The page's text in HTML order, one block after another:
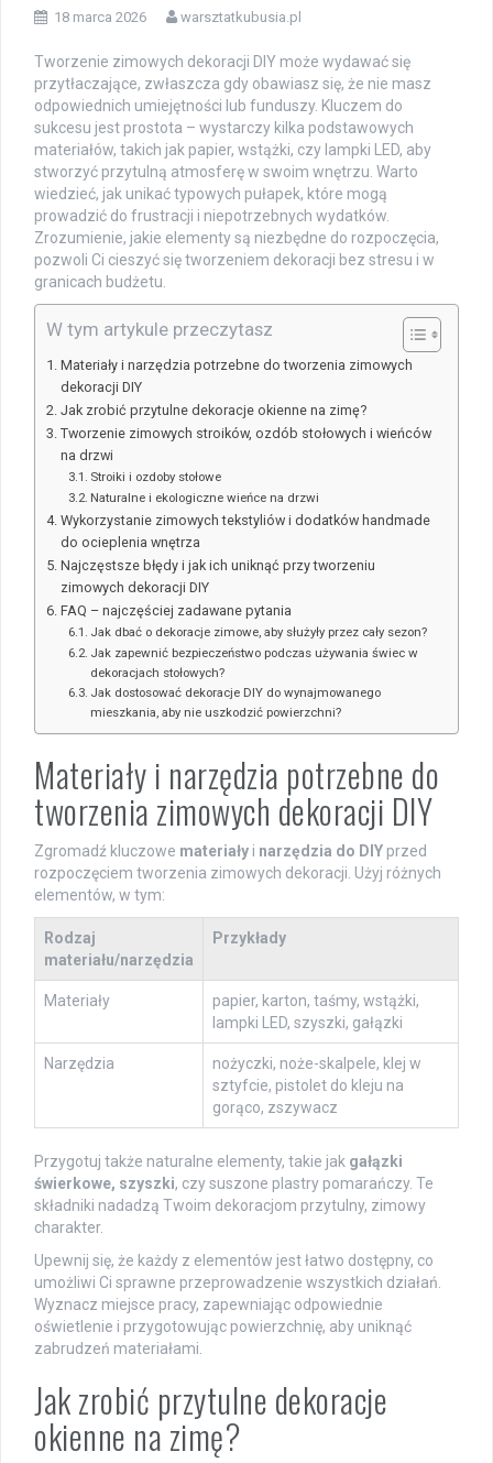
18 marca 2026 warsztatkubusia.pl
Tworzenie zimowych dekoracji DIY może wydawać się
przytłaczające, zwłaszcza gdy obawiasz się, że nie masz
odpowiednich umiejętności lub funduszy. Kluczem do
sukcesu jest prostota – wystarczy kilka podstawowych
materiałów, takich jak papier, wstążki, czy lampki LED, aby
stworzyć przytulną atmosferę w swoim wnętrzu. Warto
wiedzieć, jak unikać typowych pułapek, które mogą
prowadzić do frustracji i niepotrzebnych wydatków.
Zrozumienie, jakie elementy są niezbędne do rozpoczęcia,
pozwoli Ci cieszyć się tworzeniem dekoracji bez stresu i w
granicach budżetu.
W tym artykule przeczytasz
Materiały i narzędzia potrzebne do tworzenia zimowych
dekoracji DIY
Jak zrobić przytulne dekoracje okienne na zimę?
Tworzenie zimowych stroików, ozdób stołowych i wieńców
na drzwi
Stroiki i ozdoby stołowe
Naturalne i ekologiczne wieńce na drzwi
Wykorzystanie zimowych tekstyliów i dodatków handmade
do ocieplenia wnętrza
Najczęstsze błędy i jak ich uniknąć przy tworzeniu
zimowych dekoracji DIY
FAQ – najczęściej zadawane pytania
Jak dbać o dekoracje zimowe, aby służyły przez cały sezon?
Jak zapewnić bezpieczeństwo podczas używania świec w
dekoracjach stołowych?
Jak dostosować dekoracje DIY do wynajmowanego
mieszkania, aby nie uszkodzić powierzchni?
Materiały i narzędzia potrzebne do
tworzenia zimowych dekoracji DIY
Zgromadź kluczowe materiały i narzędzia do DIY przed
rozpoczęciem tworzenia zimowych dekoracji. Użyj różnych
elementów, w tym:
Rodzaj
materiału/narzędzia
Przykłady
Materiały
papier, karton, taśmy, wstążki,
lampki LED, szyszki, gałązki
Narzędzia
nożyczki, noże-skalpele, klej w
sztyfcie, pistolet do kleju na
gorąco, zszywacz
Przygotuj także naturalne elementy, takie jak gałązki
świerkowe, szyszki, czy suszone plastry pomarańczy. Te
składniki nadadzą Twoim dekoracjom przytulny, zimowy
charakter.
Upewnij się, że każdy z elementów jest łatwo dostępny, co
umożliwi Ci sprawne przeprowadzenie wszystkich działań.
Wyznacz miejsce pracy, zapewniając odpowiednie
oświetlenie i przygotowując powierzchnię, aby uniknąć
zabrudzeń materiałami.
Jak zrobić przytulne dekoracje
okienne na zimę?